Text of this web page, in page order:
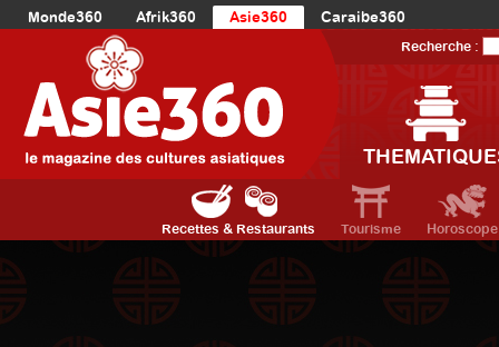
Monde360 Afrik360 Asie360
Caraibe360
Europe360
AmériqueDuNord360
Océanie360
Recherche :
Recettes & Restaurants Tourisme Horoscope